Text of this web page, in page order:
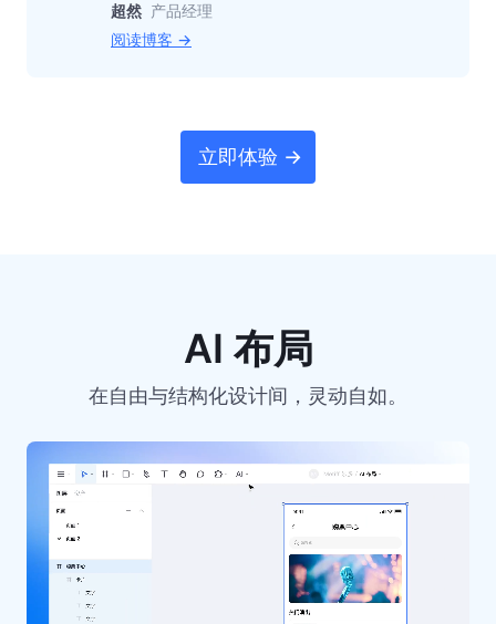
超然 产品经理
阅读博客 →
立即体验 →
AI 布局
在自由与结构化设计间，灵动自如。